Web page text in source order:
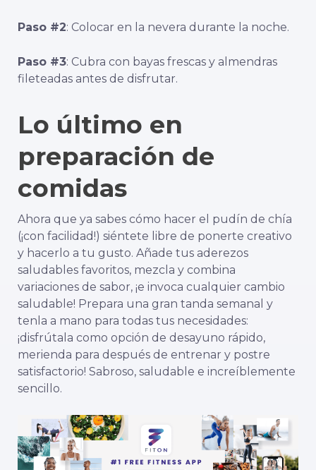
Paso #2: Colocar en la nevera durante la noche.
Paso #3: Cubra con bayas frescas y almendras
fileteadas antes de disfrutar.
Lo último en
preparación de
comidas
Ahora que ya sabes cómo hacer el pudín de chía
(¡con facilidad!) siéntete libre de ponerte creativo
y hacerlo a tu gusto. Añade tus aderezos
saludables favoritos, mezcla y combina
variaciones de sabor, ¡e invoca cualquier cambio
saludable! Prepara una gran tanda semanal y
tenla a mano para todas tus necesidades:
¡disfrútala como opción de desayuno rápido,
merienda para después de entrenar y postre
satisfactorio! Sabroso, saludable e increíblemente
sencillo.